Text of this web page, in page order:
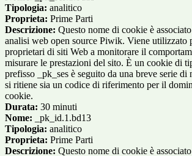
Tipologia: analitico
Proprieta: Prime Parti
Descrizione: Questo nome di cookie è
analisi web open source Piwik. Viene utilizzato
proprietari di siti Web a monitorare il
misurare le prestazioni del sito. È un cookie di
prefisso _pk_ses è seguito da una breve serie di
si ritiene sia un codice di riferimento per il
cookie.
Durata: 30 minuti
Nome: _pk_id.1.bd13
Tipologia: analitico
Proprieta: Prime Parti
Descrizione: Questo nome di cookie è